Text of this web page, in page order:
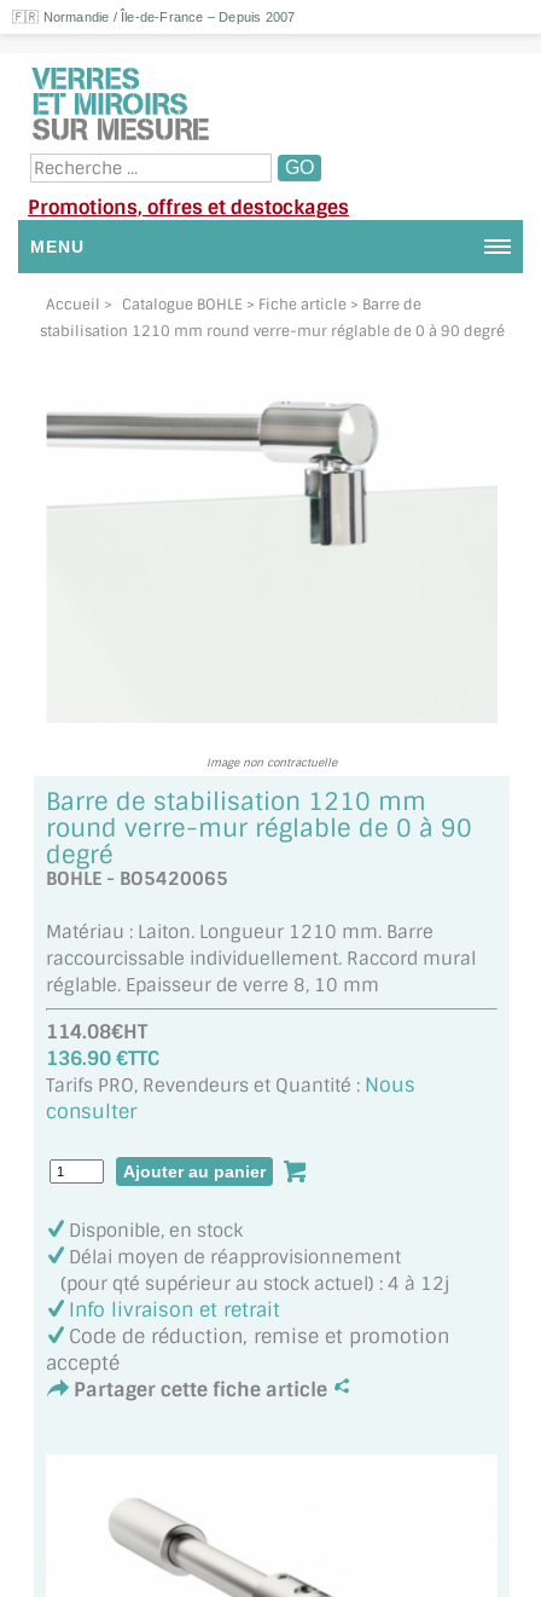
🇫🇷 Normandie / Île-de-France – Depuis 2007
Promotions, offres et destockages
MENU
NOUS CONTACTER
SUIVI DE COMMANDE
MIROIR SUR MESURE
MIROIR VIEILLI
MIROIR DÉCORATIF DE COULEUR
LOTS DE MIROIRS EN MOZAÏQUE
MIROIR POUR PORTE
MIROIR DE SALLE DE BAIN
MIROIR PAROI DE DOUCHE
MIROIR POUR SALLE DE DANSE
MIROIR ENCADRÉ
MIROIR TV
VERRE TREMPÉ (SÉCURIT)
PAROI DE DOUCHE
Accueil > Catalogue BOHLE > Fiche article > Barre de
stabilisation 1210 mm round verre-mur réglable de 0 à 90 degré
Image non contractuelle
Barre de stabilisation 1210 mm
round verre-mur réglable de 0 à 90
degré
BOHLE - BO5420065
Matériau : Laiton. Longueur 1210 mm. Barre
raccourcissable individuellement. Raccord mural
réglable. Epaisseur de verre 8, 10 mm
114.08€HT
136.90 €TTC
Tarifs PRO, Revendeurs et Quantité : Nous
consulter
Disponible, en stock
Délai moyen de réapprovisionnement
(pour qté supérieur au stock actuel) : 4 à 12j
Info livraison et retrait
Code de réduction, remise et promotion
accepté
Partager cette fiche article